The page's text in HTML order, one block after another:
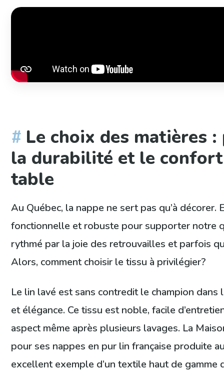
Le choix des matières
la durabilité et le
table
Au Québec, la nappe ne sert pas qu’à décorer.
fonctionnelle et robuste pour supporter notre
rythmé par la joie des retrouvailles et parfois
Alors, comment choisir le tissu à privilégier?
Le lin lavé est sans contredit le champion dans
et élégance. Ce tissu est noble, facile
aspect même après plusieurs lavages. La
pour ses nappes en pur lin française produite
excellent exemple d’un textile haut de gamme